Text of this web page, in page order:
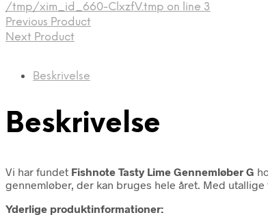
/tmp/xim_id_660-ClxzfV.tmp on line 3
Previous Product
Next Product
Beskrivelse
Beskrivelse
Vi har fundet Fishnote Tasty Lime Gennemløber G
gennemløber, der kan bruges hele året. Med
Yderlige produktinformationer: